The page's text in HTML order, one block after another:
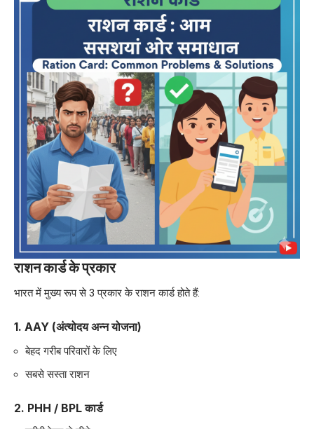
राशन कार्ड के प्रकार
भारत में मुख्य रूप से 3 प्रकार केराशन कार्डहोते हैं:
1. AAY (अंत्योदय अन्न योजना)
बेहद गरीब परिवारों के लिए
सबसे सस्ता राशन
2. PHH / BPL कार्ड